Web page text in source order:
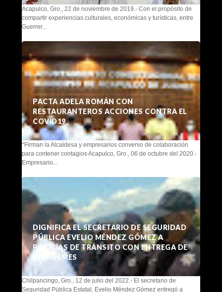
Acapulco, Gro., 22 de noviembre de 2019.- Con el propósito de
compartir experiencias culturales, económicas y turísticas, entre
Guerrer...
PACTA ADELA ROMÁN CON
RESTAURANTEROS ACCIONES CONTRA EL
COVID19
*Firman la Alcaldesa y empresarios convenio de colaboración
para contener contagios Acapulco, Gro., 06 de octubre del 2020.-
Empresario...
DIGNIFICA EL SECRETARIO DE SEGURIDAD
PÚBLICA EVELIO MÉNDEZ GÓMEZ A
POLICÍAS DE TRÁNSITO CON ENTREGA DE
UNIFORMES
Chilpancingo, Gro., 12 de julio del 2022.- El secretario de
Seguridad Pública Estatal, Evelio Méndez Gómez entregó a